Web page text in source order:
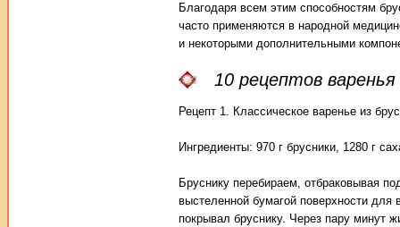
Благодаря всем этим способностям
часто применяются в народной
и некоторыми дополнительными
10 рецептов варенья
Рецепт 1. Классическое варенье из
Ингредиенты: 970 г брусники, 1280 г
Бруснику перебираем, отбраковывая
выстеленной бумагой поверхности
покрывал бруснику. Через пару минут